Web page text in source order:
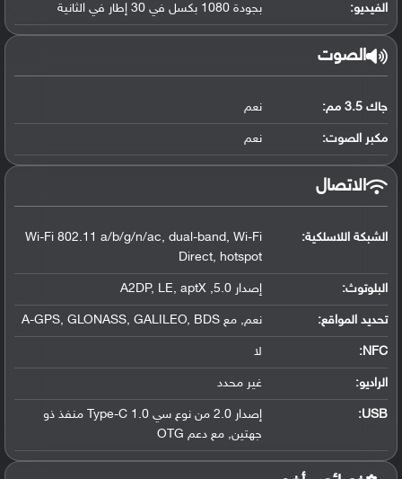
الفيديو: بجودة 1080 بكسل في 30 إطار في الثانية
الصوت
جاك 3.5 مم: نعم
مكبر الصوت: نعم
الاتصال
الشبكة اللاسلكية:
Wi-Fi 802.11 a/b/g/n/ac, dual-band, Wi-Fi
Direct, hotspot
البلوتوث: إصدار 5.0, A2DP, LE, aptX
تحديد المواقع: نعم, مع A-GPS, GLONASS, GALILEO, BDS
NFC
: لا
الراديو: غير محدد
USB
:
إصدار 2.0 من نوع سي Type-C 1.0 منفذ ذو
جهتين, مع دعم OTG